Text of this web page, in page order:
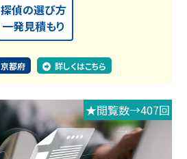
探偵の選び方
一発見積もり
京都府 詳しくはこちら
★閲覧数→407回